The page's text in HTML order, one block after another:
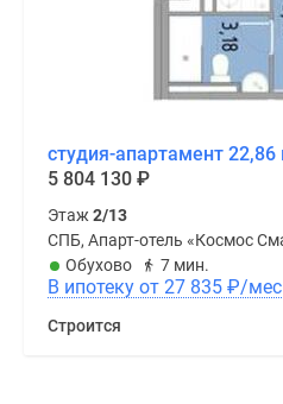
студия-апартамент 22,86
5 804 130 ₽
Этаж 2/13
СПБ, Апарт-отель «Космос
Обухово
7 мин.
В ипотеку от 27 835 ₽/мес
Строится